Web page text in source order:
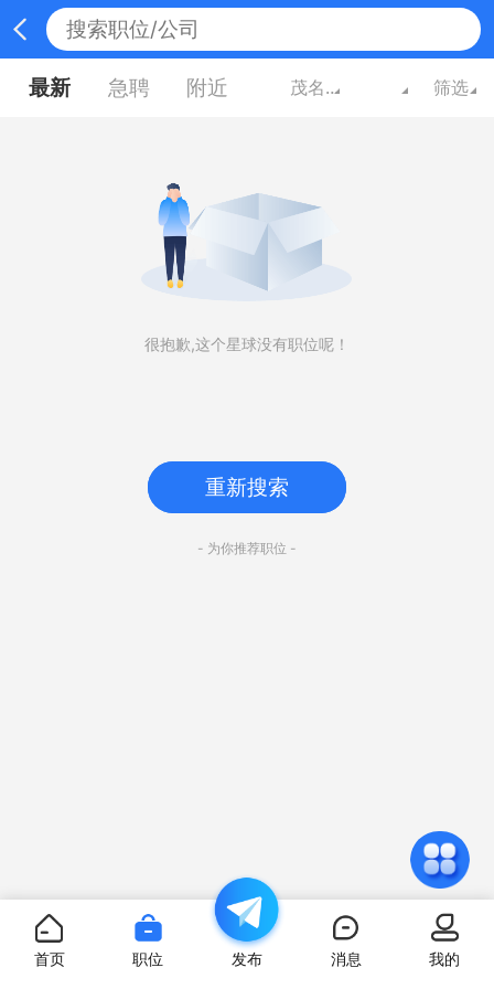
最新 急聘 附近 茂名广东 筛选
很抱歉,这个星球没有职位呢！
重新搜索
- 为你推荐职位 -
首页 职位 发布 消息 我的